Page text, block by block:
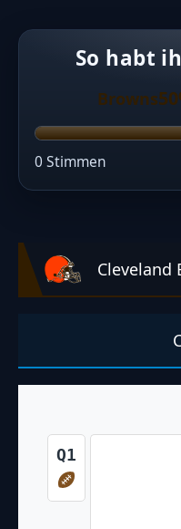
So habt
Browns
0 Stimmen
Cleveland
Q1